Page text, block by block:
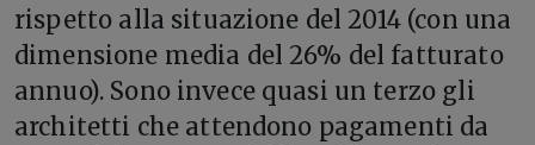
rispetto alla situazione del 2014 (con una
dimensione media del 26% del fatturato
annuo). Sono invece quasi un terzo gli
architetti che attendono pagamenti da